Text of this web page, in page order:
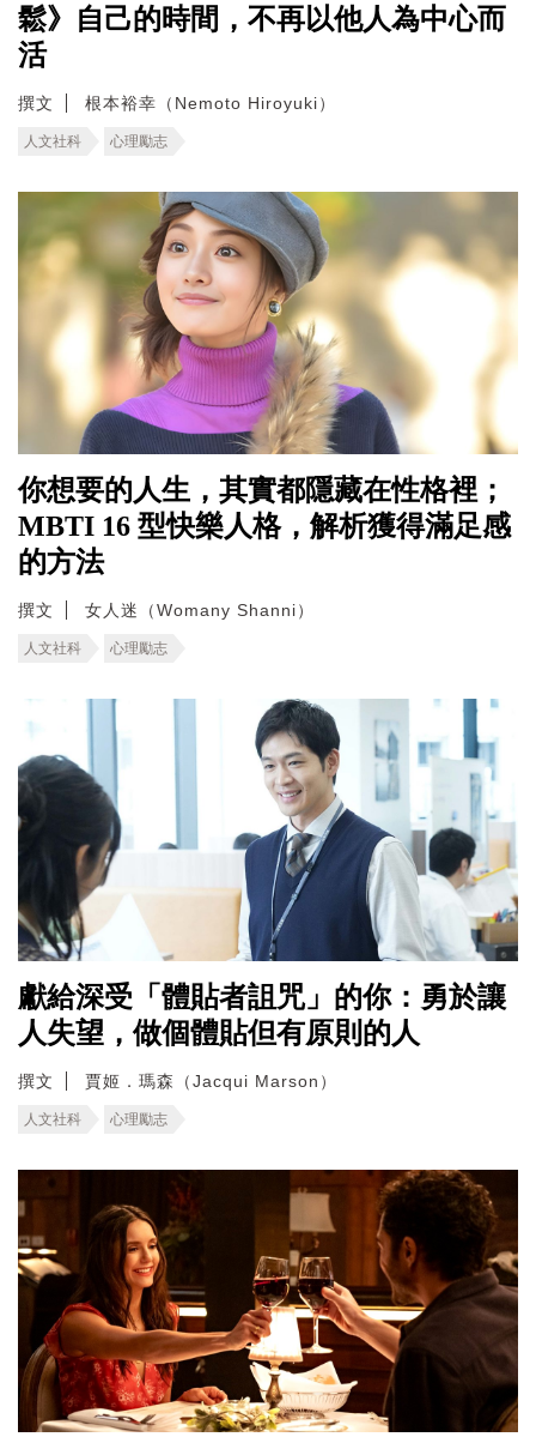
鬆》自己的時間，不再以他人為中心而
活
撰文 根本裕幸（Nemoto Hiroyuki）
人文社科 心理勵志
你想要的人生，其實都隱藏在性格裡；
MBTI 16 型快樂人格，解析獲得滿足感
的方法
撰文 女人迷（Womany Shanni）
人文社科 心理勵志
獻給深受「體貼者詛咒」的你：勇於讓
人失望，做個體貼但有原則的人
撰文 賈姬．瑪森（Jacqui Marson）
人文社科 心理勵志